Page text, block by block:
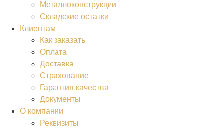
Металлоконструкции
Складские остатки
Клиентам
Как заказать
Оплата
Доставка
Страхование
Гарантия качества
Документы
О компании
Реквизиты